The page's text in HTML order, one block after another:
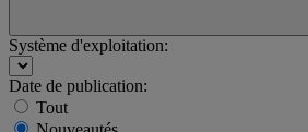
Système d'exploitation:
Date de publication:
Tout